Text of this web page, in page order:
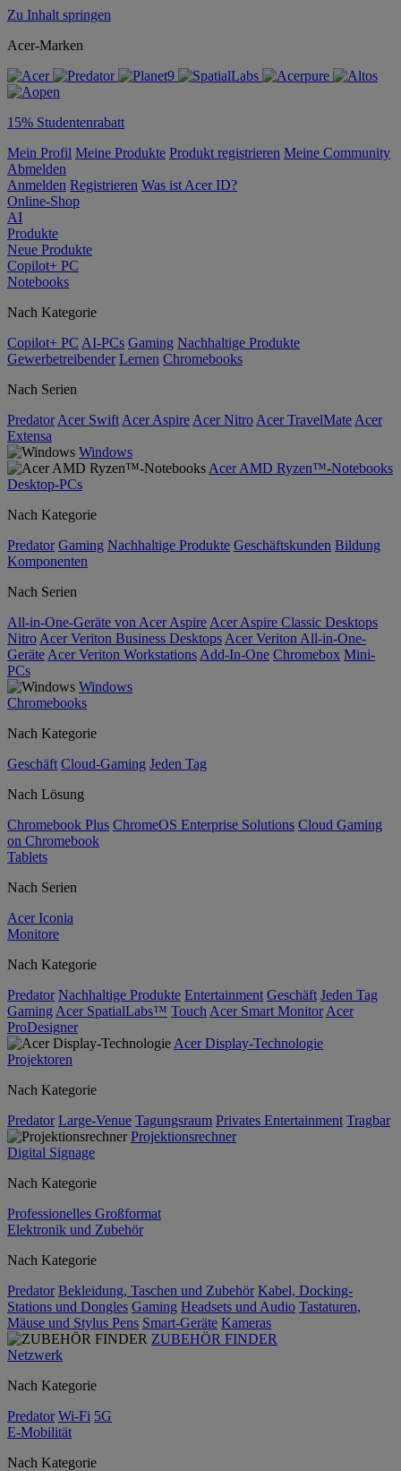
Zu Inhalt springen
Acer-Marken
15% Studentenrabatt
Mein Profil Meine Produkte Produkt registrieren Meine Community
Abmelden
Anmelden Registrieren Was ist Acer ID?
Online-Shop
AI
Produkte
Neue Produkte
Copilot+ PC
Notebooks
Nach Kategorie
Copilot+ PC AI-PCs Gaming Nachhaltige Produkte
Gewerbetreibender Lernen Chromebooks
Nach Serien
Predator Acer Swift Acer Aspire Acer Nitro Acer TravelMate Acer
Extensa
Windows
Acer AMD Ryzen™-Notebooks
Desktop-PCs
Nach Kategorie
Predator Gaming Nachhaltige Produkte Geschäftskunden Bildung
Komponenten
Nach Serien
All-in-One-Geräte von Acer Aspire Acer Aspire Classic Desktops
Nitro Acer Veriton Business Desktops Acer Veriton All-in-One-
Geräte Acer Veriton Workstations Add-In-One Chromebox Mini-
PCs
Windows
Chromebooks
Nach Kategorie
Geschäft Cloud-Gaming Jeden Tag
Nach Lösung
Chromebook Plus ChromeOS Enterprise Solutions Cloud Gaming
on Chromebook
Tablets
Nach Serien
Acer Iconia
Monitore
Nach Kategorie
Predator Nachhaltige Produkte Entertainment Geschäft Jeden Tag
Gaming Acer SpatialLabs™ Touch Acer Smart Monitor Acer
ProDesigner
Acer Display-Technologie
Projektoren
Nach Kategorie
Predator Large-Venue Tagungsraum Privates Entertainment Tragbar
Projektionsrechner
Digital Signage
Nach Kategorie
Professionelles Großformat
Elektronik und Zubehör
Nach Kategorie
Predator Bekleidung, Taschen und Zubehör Kabel, Docking-
Stations und Dongles Gaming Headsets und Audio Tastaturen,
Mäuse und Stylus Pens Smart-Geräte Kameras
ZUBEHÖR FINDER
Netzwerk
Nach Kategorie
Predator Wi-Fi 5G
E-Mobilität
Nach Kategorie